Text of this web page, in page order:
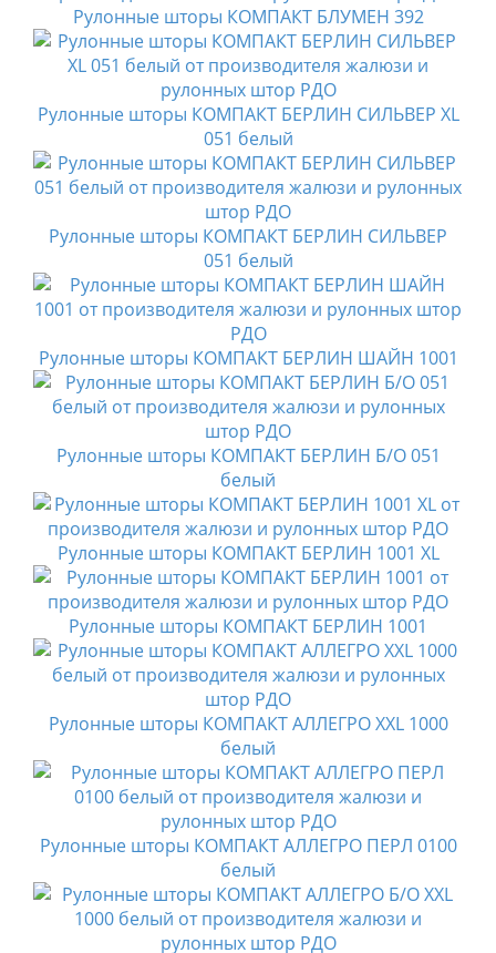
Рулонные шторы КОМПАКТ БЛУМЕН 392
Рулонные шторы КОМПАКТ БЕРЛИН СИЛЬВЕР XL
051 белый
Рулонные шторы КОМПАКТ БЕРЛИН СИЛЬВЕР
051 белый
Рулонные шторы КОМПАКТ БЕРЛИН ШАЙН 1001
Рулонные шторы КОМПАКТ БЕРЛИН Б/О 051
белый
Рулонные шторы КОМПАКТ БЕРЛИН 1001 XL
Рулонные шторы КОМПАКТ БЕРЛИН 1001
Рулонные шторы КОМПАКТ АЛЛЕГРО XXL 1000
белый
Рулонные шторы КОМПАКТ АЛЛЕГРО ПЕРЛ 0100
белый